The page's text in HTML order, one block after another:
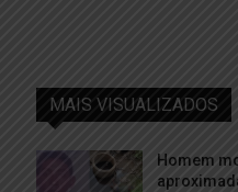
MAIS VISUALIZADOS
Homem